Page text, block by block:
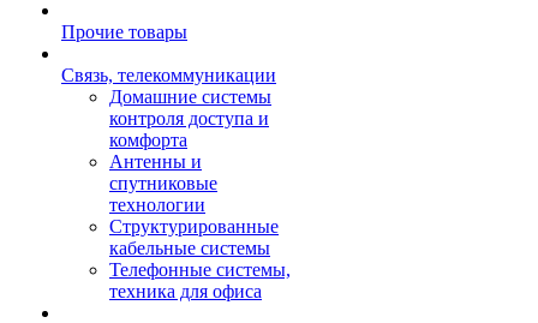
Прочие товары
Связь, телекоммуникации
Домашние системы
контроля доступа и
комфорта
Антенны и
спутниковые
технологии
Структурированные
кабельные системы
Телефонные системы,
техника для офиса